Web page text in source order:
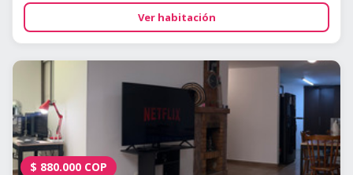
Ver habitación
$ 880.000 COP